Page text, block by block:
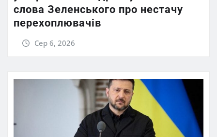
слова Зеленського про нестачу
перехоплювачів
Сер 6, 2026